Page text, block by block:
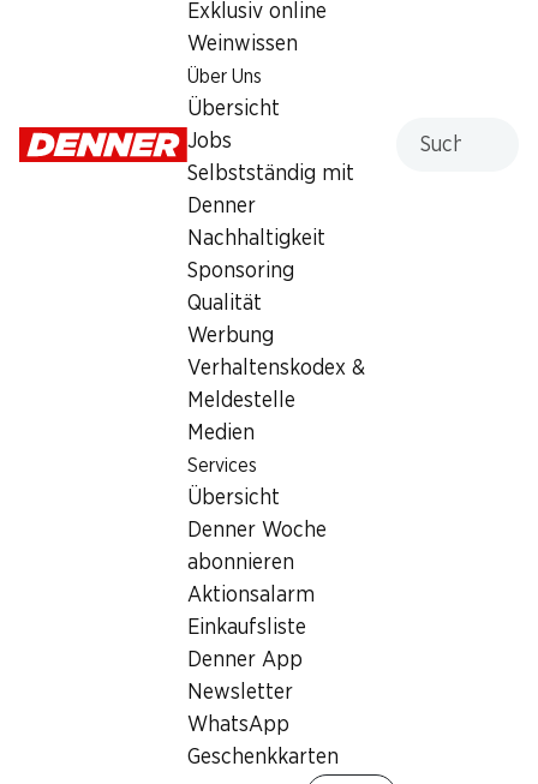
Exklusiv online
Weinwissen
Über Uns
Übersicht
Jobs
Selbstständig mit
Denner
Nachhaltigkeit
Sponsoring
Qualität
Werbung
Verhaltenskodex &
Meldestelle
Medien
Services
Übersicht
Denner Woche
abonnieren
Aktionsalarm
Einkaufsliste
Denner App
Newsletter
WhatsApp
Geschenkkarten
1025266
Was andere Kunden kaufen
25% ab 2 Stück auf alle
* Auch auf bestehende
Aktionspreise! Nicht mit anderen
Gutscheinen, Bons und
Sonderrabatten kumulierbar.
Total Care Zahnschutz
2 x 500 ml